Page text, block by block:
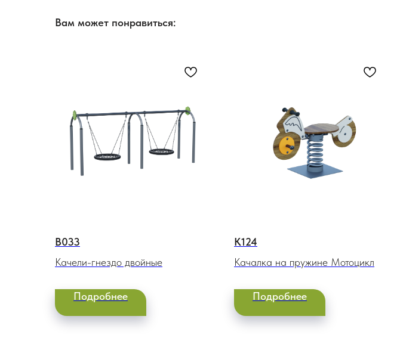
Вам может понравиться:
В033
Качели-гнездо двойные
Подробнее
К124
Качалка на пружине Мотоцикл
Подробнее